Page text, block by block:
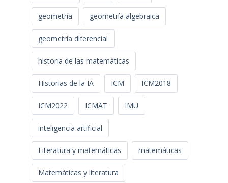
geometría geometría algebraica
geometría diferencial
historia de las matemáticas
Historias de la IA ICM ICM2018
ICM2022 ICMAT IMU
inteligencia artificial
Literatura y matemáticas matemáticas
Matemáticas y literatura